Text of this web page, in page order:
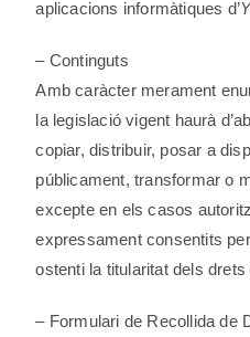
aplicacions informàtiques d’
– Continguts
Amb caràcter merament
la legislació vigent haurà
copiar, distribuir, posar a
públicament, transformar o
excepte en els casos
expressament consentits per
ostenti la titularitat dels
– Formulari de Recollida de